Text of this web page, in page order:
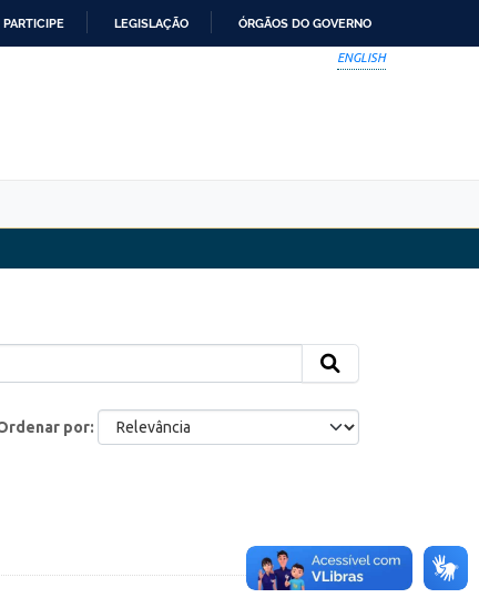
PARTICIPE LEGISLAÇÃO ÓRGÃOS DO GOVERNO
ENGLISH
por